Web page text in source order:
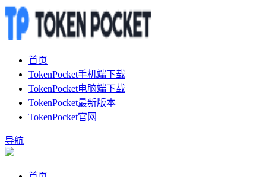
首页
TokenPocket手机端下载
TokenPocket电脑端下载
TokenPocket最新版本
TokenPocket官网
导航